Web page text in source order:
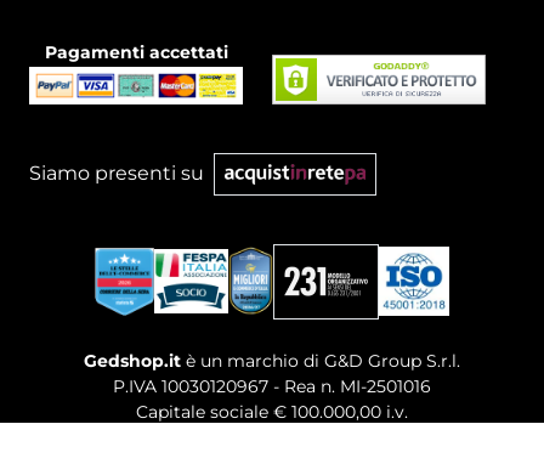
Pagamenti accettati
Siamo presenti su
Gedshop.it è un marchio di G&D Group S.r.l.
P.IVA 10030120967 - Rea n. MI-2501016
Capitale sociale € 100.000,00 i.v.